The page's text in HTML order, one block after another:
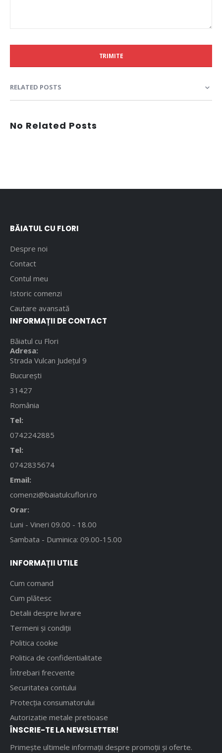
TRIMITE
RELATED POSTS
No Related Posts
BĂIATUL CU FLORI
Despre noi
Contact
Contul meu
Istoric comenzi
Cautare avansată
INFORMAȚII DE CONTACT
Băiatul cu Flori
Adresa:
Strada Vulcan Județul 9
București
31427
România
Tel:
0742242885
Tel:
0742835674
Email:
comenzi@baiatulcuflori.ro
Orar:
Luni - Vineri 09.00 - 18.00
Sambata - Duminica: 09.00-15.00
INFORMAȚII UTILE
Cum comand
Cum plătesc
Detalii despre livrare
Termeni și condiții
Politica cookie
Politica de confidentialitate
Întrebari frecvente
Securitatea contului
Protecția consumatorului
Autorizatie metale pretioase
ÎNSCRIE-TE LA NEWSLETTER!
Primește ultimele informații despre promoții și oferte.